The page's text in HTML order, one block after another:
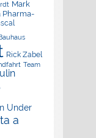
Mark
Pharma-
Rick Zabel
Team
Under
a